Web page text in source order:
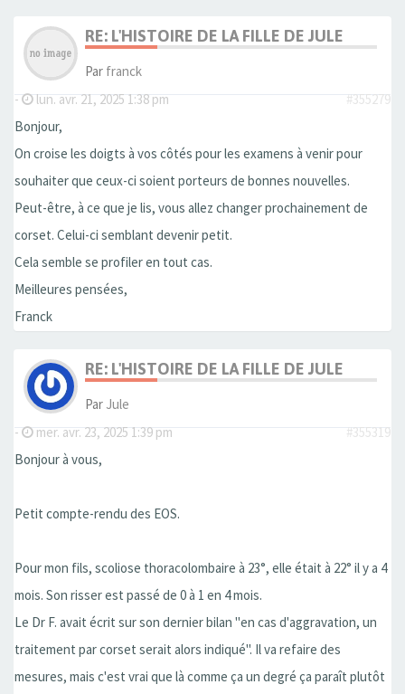
RE: L'HISTOIRE DE LA FILLE DE JULE
Par franck
-
lun. avr. 21, 2025 1:38 pm
#355279
Bonjour,
On croise les doigts à vos côtés pour les examens à venir pour
souhaiter que ceux-ci soient porteurs de bonnes nouvelles.
Peut-être, à ce que je lis, vous allez changer prochainement de
corset. Celui-ci semblant devenir petit.
Cela semble se profiler en tout cas.
Meilleures pensées,
Franck
RE: L'HISTOIRE DE LA FILLE DE JULE
Par Jule
-
mer. avr. 23, 2025 1:39 pm
#355319
Bonjour à vous,
Petit compte-rendu des EOS.
Pour mon fils, scoliose thoracolombaire à 23°, elle était à 22° il y a 4
mois. Son risser est passé de 0 à 1 en 4 mois.
Le Dr F. avait écrit sur son dernier bilan "en cas d'aggravation, un
traitement par corset serait alors indiqué". Il va refaire des
mesures, mais c'est vrai que là comme ça un degré ça paraît plutôt